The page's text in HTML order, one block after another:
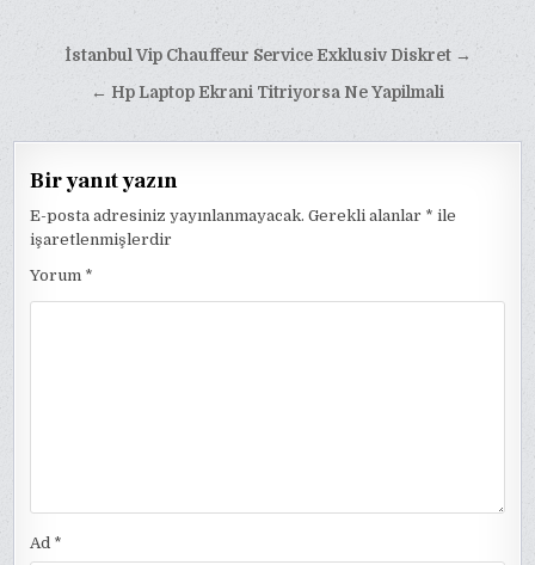
Yazı
gezinmesi
İstanbul Vip Chauffeur Service Exklusiv Diskret →
← Hp Laptop Ekrani Titriyorsa Ne Yapilmali
Bir yanıt yazın
E-posta adresiniz yayınlanmayacak. Gerekli alanlar * ile
işaretlenmişlerdir
Yorum *
Ad *